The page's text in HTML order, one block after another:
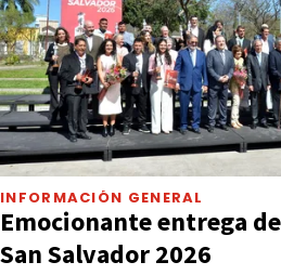
INFORMACIÓN GENERAL
Emocionante entrega
San Salvador 2026